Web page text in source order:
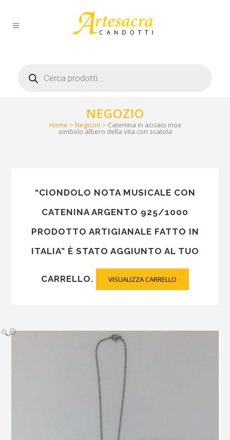
search
NEGOZIO
Home > Negozio > Catenina in acciaio inox
simbolo albero della vita con scatola
“CIONDOLO NOTA MUSICALE CON
CATENINA ARGENTO 925/1000
PRODOTTO ARTIGIANALE FATTO IN
ITALIA” È STATO AGGIUNTO AL TUO
CARRELLO. VISUALIZZA CARRELLO
🔍